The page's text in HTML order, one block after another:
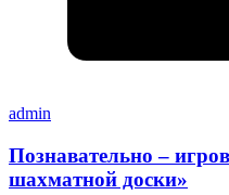
admin
Познавательно –
шахматной доски»